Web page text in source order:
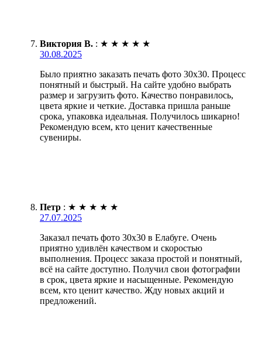
Виктория В. : ★ ★ ★ ★ ★
30.08.2025
Было приятно заказать печать фото 30х30. Процесс
понятный и быстрый. На сайте удобно выбрать
размер и загрузить фото. Качество понравилось,
цвета яркие и четкие. Доставка пришла раньше
срока, упаковка идеальная. Получилось шикарно!
Рекомендую всем, кто ценит качественные
сувениры.
Петр : ★ ★ ★ ★ ★
27.07.2025
Заказал печать фото 30х30 в Елабуге. Очень
приятно удивлён качеством и скоростью
выполнения. Процесс заказа простой и понятный,
всё на сайте доступно. Получил свои фотографии
в срок, цвета яркие и насыщенные. Рекомендую
всем, кто ценит качество. Жду новых акций и
предложений.